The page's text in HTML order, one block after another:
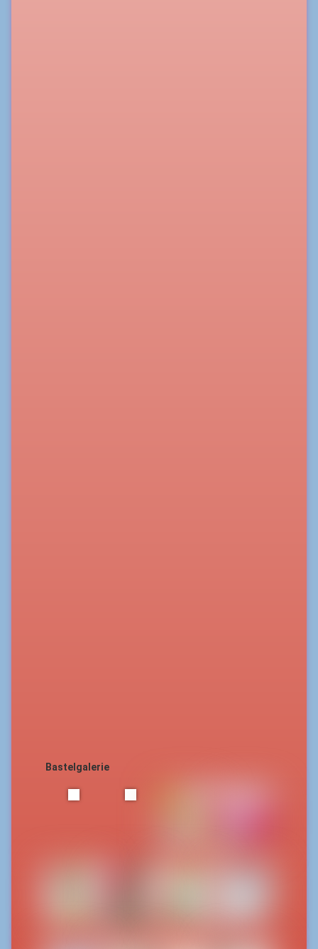
Bastelgalerie